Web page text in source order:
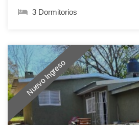
3 Dormitorios
Nuevo Ingreso